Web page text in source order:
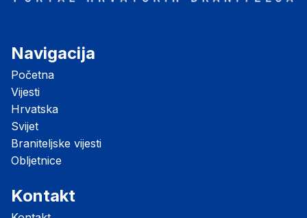
Navigacija
Početna
Vijesti
Hrvatska
Svijet
Braniteljske vijesti
Obljetnice
Kontakt